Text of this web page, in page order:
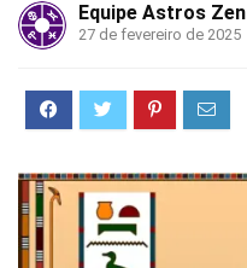
Equipe Astros Zen
27 de fevereiro de 2025